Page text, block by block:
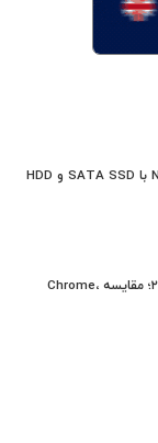
NVMe SSD چیست؟ تفاوت NVMe با SATA SSD و HDD
بهترین مرورگر اینترنت در سال ۲۰۲۶؛ مقایسه Chrome،